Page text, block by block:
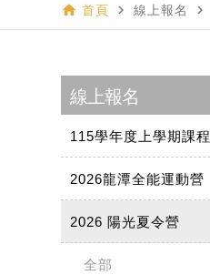
home 首頁 navigate_next 線上報名 navigate_next
線上報名
115學年度上學期課程
2026龍潭全能運動營
2026 陽光夏令營
全部